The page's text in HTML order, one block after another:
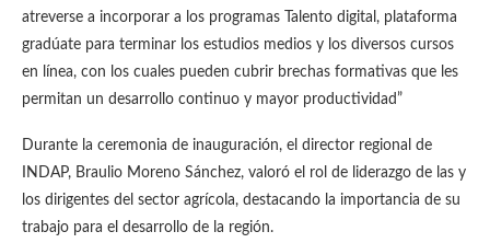
atreverse a incorporar a los programas Talento digital, plataforma
gradúate para terminar los estudios medios y los diversos cursos
en línea, con los cuales pueden cubrir brechas formativas que les
permitan un desarrollo continuo y mayor productividad”
Durante la ceremonia de inauguración, el director regional de
INDAP, Braulio Moreno Sánchez, valoró el rol de liderazgo de las y
los dirigentes del sector agrícola, destacando la importancia de su
trabajo para el desarrollo de la región.